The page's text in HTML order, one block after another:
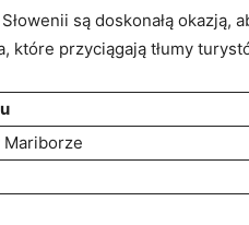
są doskonałą
które przyciągają tłumy
Mariborze